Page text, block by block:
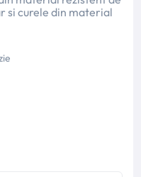
si curele din material